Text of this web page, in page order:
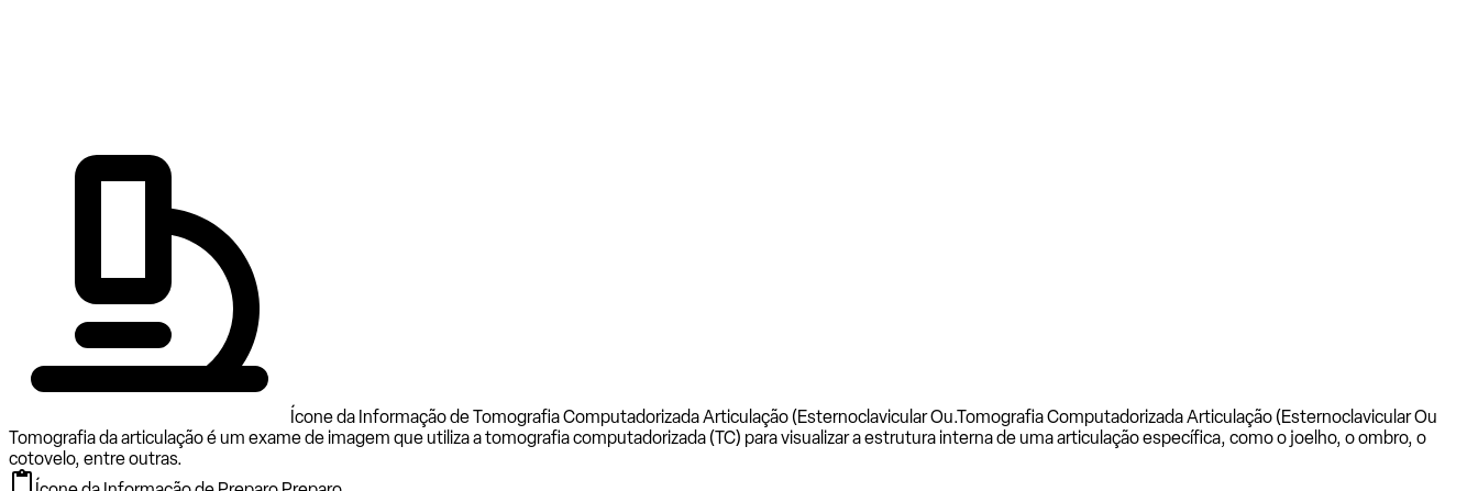
Ícone da Informação de Tomografia Computadorizada Articulação (Esternoclavicular Ou.Tomografia Computadorizada Articulação (Esternoclavicular Ou
Tomografia da articulação é um exame de imagem que utiliza a tomografia computadorizada (TC) para visualizar a estrutura interna de uma articulação específica, como o joelho, o ombro, o
cotovelo, entre outras.